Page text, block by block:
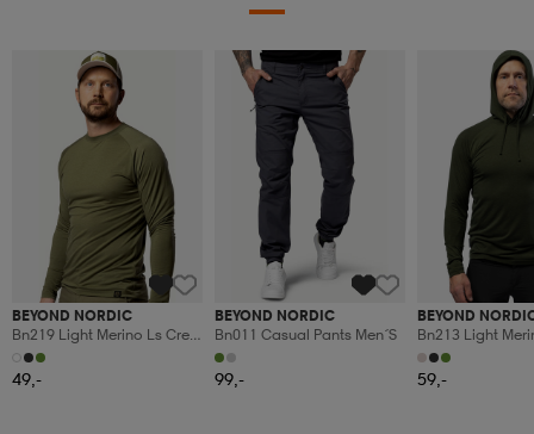
BEYOND NORDIC
Bn219 Light Merino Ls Crew
Men's
49,-
BEYOND NORDIC
Bn011 Casual Pants Men´s
99,-
BEYOND
Bn213 Light
Men's
59,-